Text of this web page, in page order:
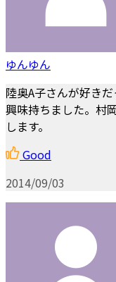
ゆんゆん
陸奥A子さんが好きだ
興味持ちました。村
します。
Good
2014/09/03